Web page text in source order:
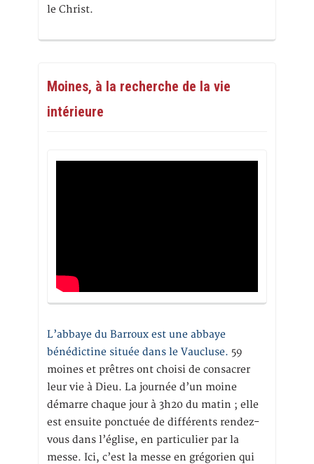
le Christ.
Moines, à la recherche de la vie
intérieure
L’abbaye du Barroux est une abbaye
bénédictine située dans le Vaucluse. 59
moines et prêtres ont choisi de consacrer
leur vie à Dieu. La journée d’un moine
démarre chaque jour à 3h20 du matin ; elle
est ensuite ponctuée de différents rendez-
vous dans l’église, en particulier par la
messe. Ici, c’est la messe en grégorien qui